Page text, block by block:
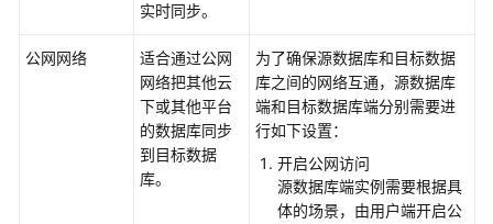
实时同步。
公网网络
适合通过公网
网络把其他云
下或其他平台
的数据库同步
到目标数据
库。
为了确保源数据库和目标数据
库之间的网络互通，源数据库
端和目标数据库端分别需要进
行如下设置：
开启公网访问
源数据库端实例需要根据具
体的场景，由用户端开启公